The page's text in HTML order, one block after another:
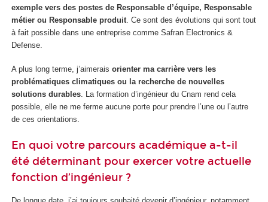
exemple vers des postes de Responsable d’équipe, Responsable
métier ou Responsable produit . Ce sont des évolutions qui sont tout
à fait possible dans une entreprise comme Safran Electronics &
Defense.
A plus long terme, j’aimerais orienter ma carrière vers les
problématiques climatiques ou la recherche de nouvelles
solutions durables. La formation d’ingénieur du Cnam rend cela
possible, elle ne me ferme aucune porte pour prendre l’une ou l’autre
de ces orientations.
En quoi votre parcours académique a-t-il
été déterminant pour exercer votre actuelle
fonction d’ingénieur ?